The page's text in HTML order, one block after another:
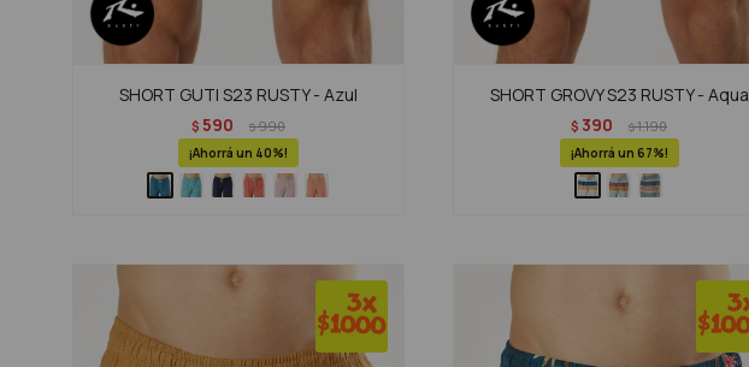
SHORT GUTI S23 RUSTY - Azul
$ 590 $990
40
SHORT GROVY S23 RUSTY - Aqua
$ 390 $1.190
67